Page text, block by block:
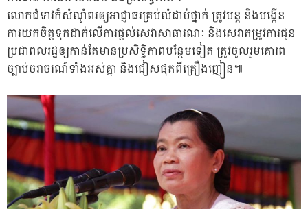
លោកជំទាវក៏សំណូំពរឲ្យអាជ្ញាធរគ្រប់លំដាប់ថ្នាក់ ត្រូវបន្ត និងបង្កើន
ការយកចិត្តទុកដាក់លើការផ្តល់សេវាសាធារណៈ និងសេវាតម្រូវការជូន
ប្រជាពលរដ្ឋឲ្យកាន់តែមានប្រសិទ្ធិភាពបន្ថែមទៀត ត្រូវចូលរួមគោរព
ច្បាប់ចរាចរណ៍ទាំងអស់គ្នា និងជៀសផុតពីគ្រឿងញៀន៕